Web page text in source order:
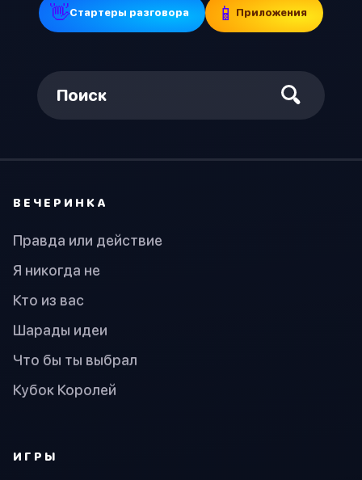
👋Стартеры разговора 📱 Приложения
Поиск
ВЕЧЕРИНКА
Правда или действие
Я никогда не
Кто из вас
Шарады идеи
Что бы ты выбрал
Кубок Королей
ИГРЫ